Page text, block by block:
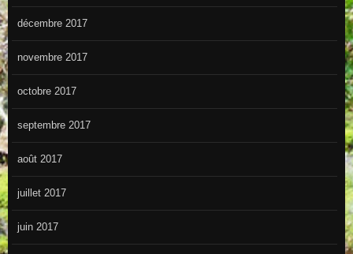
décembre 2017
novembre 2017
octobre 2017
septembre 2017
août 2017
juillet 2017
juin 2017